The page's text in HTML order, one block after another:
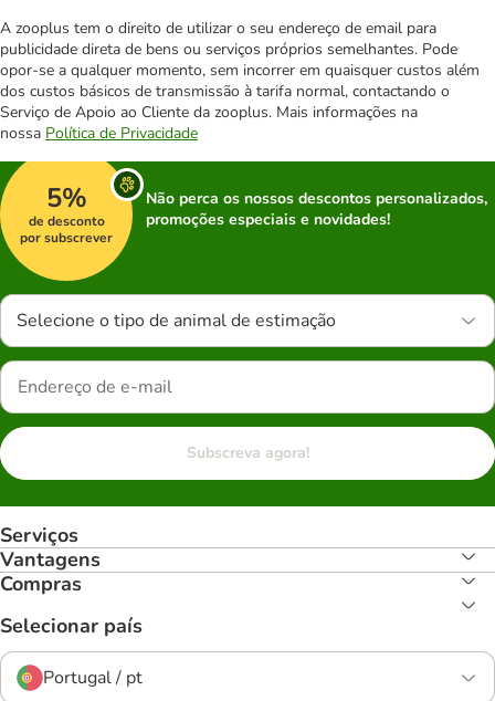
A zooplus tem o direito de utilizar o seu endereço de email para
publicidade direta de bens ou serviços próprios semelhantes. Pode
opor-se a qualquer momento, sem incorrer em quaisquer custos além
dos custos básicos de transmissão à tarifa normal, contactando o
Serviço de Apoio ao Cliente da zooplus. Mais informações na
nossa Política de Privacidade
5%
de desconto
por subscrever
Não perca os nossos descontos personalizados,
promoções especiais e novidades!
Selecione o tipo de animal de estimação
Subscreva agora!
Serviços
Vantagens
Compras
Selecionar país
Portugal / pt